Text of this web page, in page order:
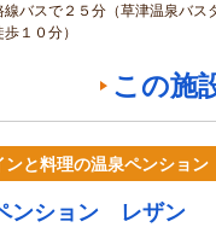
線バスで２５分（草津温泉バス
歩１０分）
この施
と料理の温泉ペンション
ンション レザン